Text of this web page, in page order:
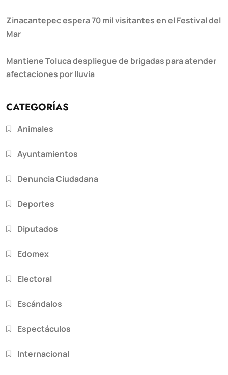
Zinacantepec espera 70 mil visitantes en el Festival del
Mar
Mantiene Toluca despliegue de brigadas para atender
afectaciones por lluvia
CATEGORÍAS
Animales
Ayuntamientos
Denuncia Ciudadana
Deportes
Diputados
Edomex
Electoral
Escándalos
Espectáculos
Internacional